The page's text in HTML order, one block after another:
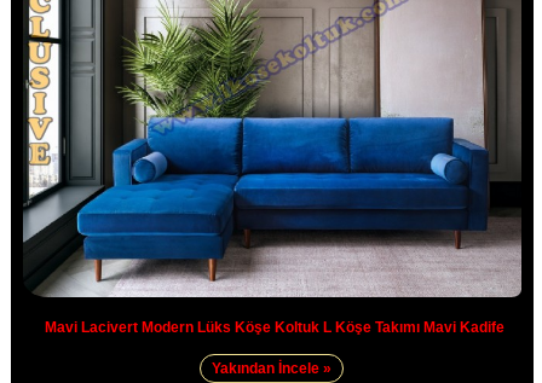
Mavi Lacivert Modern Lüks Köşe Koltuk L Köşe Takımı Mavi Kadife
Yakından İncele »